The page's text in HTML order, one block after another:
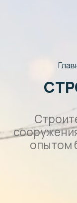
опытом